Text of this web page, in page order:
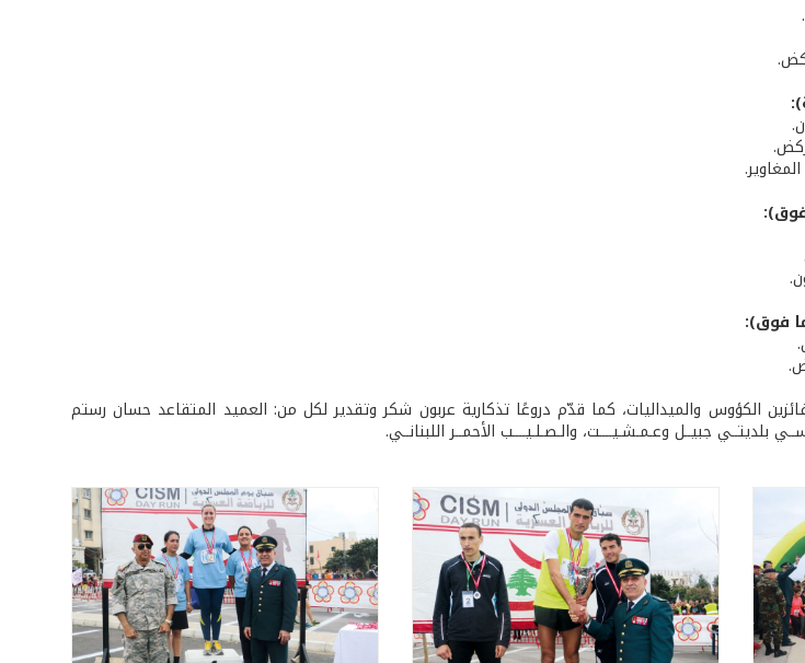
الكؤوس والميداليات، كما قدّم دروعًا تذكارية عربون شكر وتقدير لكل من: العميد المتقاعد حسان رستم
بلديتــي جبيــل وعـمـشـيــــت، والـصـلـيــــب الأحمــر اللبنانــي.